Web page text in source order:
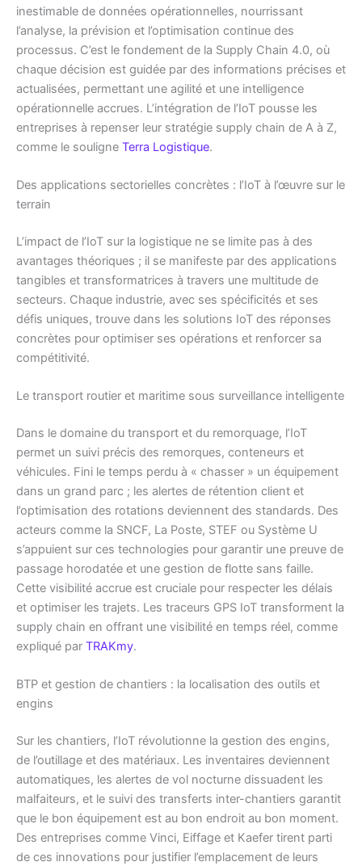
inestimable de données opérationnelles, nourrissant
l’analyse, la prévision et l’optimisation continue des
processus. C’est le fondement de la Supply Chain 4.0, où
chaque décision est guidée par des informations précises et
actualisées, permettant une agilité et une intelligence
opérationnelle accrues. L’intégration de l’IoT pousse les
entreprises à repenser leur stratégie supply chain de A à Z,
comme le souligne Terra Logistique.
Des applications sectorielles concrètes : l’IoT à l’œuvre sur le
terrain
L’impact de l’IoT sur la logistique ne se limite pas à des
avantages théoriques ; il se manifeste par des applications
tangibles et transformatrices à travers une multitude de
secteurs. Chaque industrie, avec ses spécificités et ses
défis uniques, trouve dans les solutions IoT des réponses
concrètes pour optimiser ses opérations et renforcer sa
compétitivité.
Le transport routier et maritime sous surveillance intelligente
Dans le domaine du transport et du remorquage, l’IoT
permet un suivi précis des remorques, conteneurs et
véhicules. Fini le temps perdu à « chasser » un équipement
dans un grand parc ; les alertes de rétention client et
l’optimisation des rotations deviennent des standards. Des
acteurs comme la SNCF, La Poste, STEF ou Système U
s’appuient sur ces technologies pour garantir une preuve de
passage horodatée et une gestion de flotte sans faille.
Cette visibilité accrue est cruciale pour respecter les délais
et optimiser les trajets. Les traceurs GPS IoT transforment la
supply chain en offrant une visibilité en temps réel, comme
expliqué par TRAKmy.
BTP et gestion de chantiers : la localisation des outils et
engins
Sur les chantiers, l’IoT révolutionne la gestion des engins,
de l’outillage et des matériaux. Les inventaires deviennent
automatiques, les alertes de vol nocturne dissuadent les
malfaiteurs, et le suivi des transferts inter-chantiers garantit
que le bon équipement est au bon endroit au bon moment.
Des entreprises comme Vinci, Eiffage et Kaefer tirent parti
de ces innovations pour justifier l’emplacement de leurs